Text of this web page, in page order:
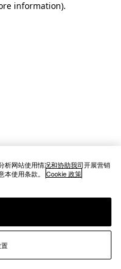
information).
析网站使用情况和协助我司开展营销
本使用条款。 Cookie 政策